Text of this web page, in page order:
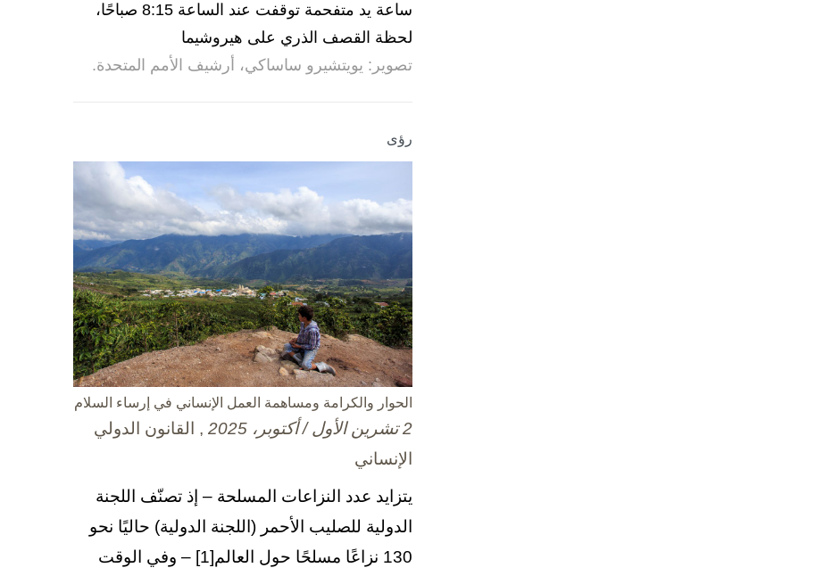
ساعة يد متفحمة توقفت عند الساعة 8:15 صباحًا،
لحظة القصف الذري على هيروشيما
تصوير: يويتشيرو ساساكي، أرشيف الأمم المتحدة.
رؤى
الحوار والكرامة ومساهمة العمل الإنساني في إرساء السلام
2 تشرين الأول / أكتوبر، 2025
, القانون الدولي
الإنساني
يتزايد عدد النزاعات المسلحة – إذ تصنّف اللجنة
الدولية للصليب الأحمر (اللجنة الدولية) حاليًا نحو
130 نزاعًا مسلحًا حول العالم[1] – وفي الوقت